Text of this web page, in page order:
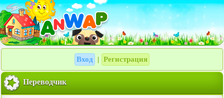
Вход Регистрация
Переводчик